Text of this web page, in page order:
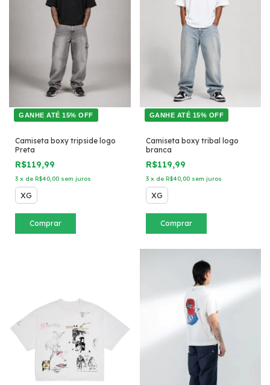
GANHE ATÉ 15% OFF
Camiseta boxy tripside logo
Preta
R$119,99
3 x de R$40,00 sem juros
XG
Comprar
GANHE ATÉ 15% OFF
Camiseta boxy tribal logo
branca
R$119,99
3 x de R$40,00 sem juros
XG
Comprar